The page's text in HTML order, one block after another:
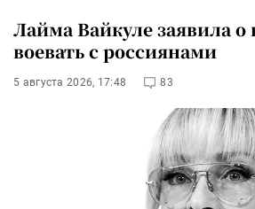
Лайма Вайкуле заявила о
воевать с россиянами
5 августа 2026, 17:48 83